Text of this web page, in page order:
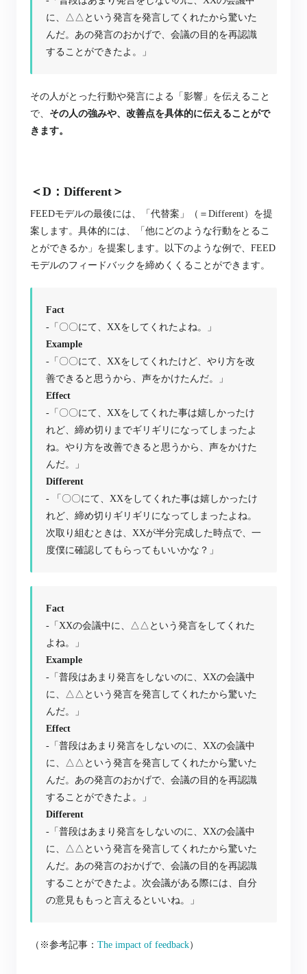
に、△△という発言を発言してくれたから驚いた
んだ。あの発言のおかげで、会議の目的を再認識
することができたよ。」
その人がとった行動や発言による「影響」を伝えること
で、 その人の強みや、改善点を具体的に伝えることがで
きます。
＜D：Different＞
FEEDモデルの最後には、「代替案」（＝Different）を提
案します。具体的には、「他にどのような行動をとるこ
とができるか」を提案します。
以下のような例で、FEED
モデルのフィードバックを締めくくることができます。
Fact
-「〇〇にて、XXをしてくれたよね。」
Example
-「〇〇にて、XXをしてくれたけど、やり方を改
善できると思うから、声をかけたんだ。」
Effect
-「〇〇にて、XXをしてくれた事は嬉しかったけ
れど、締め切りまでギリギリになってしまったよ
ね。やり方を改善できると思うから、声をかけた
んだ。」
Different
- 「〇〇にて、XXをしてくれた事は嬉しかったけ
れど、締め切りギリギリになってしまったよね。
次取り組むときは、XXが半分完成した時点で、一
度僕に確認してもらってもいいかな？」
Fact
-「XXの会議中に、△△という発言をしてくれた
よね。」
Example
-「普段はあまり発言をしないのに、XXの会議中
に、△△という発言を発言してくれたから驚いた
んだ。」
Effect
-「普段はあまり発言をしないのに、XXの会議中
に、△△という発言を発言してくれたから驚いた
んだ。あの発言のおかげで、会議の目的を再認識
することができたよ。」
Different
-「普段はあまり発言をしないのに、XXの会議中
に、△△という発言を発言してくれたから驚いた
んだ。あの発言のおかげで、会議の目的を再認識
することができたよ。次会議がある際には、自分
の意見ももっと言えるといいね。」
（※参考記事： The impact of feedback）